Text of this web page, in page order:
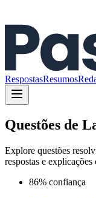
RespostasResumos
Questões de
Explore questões
respostas e
86% confiança